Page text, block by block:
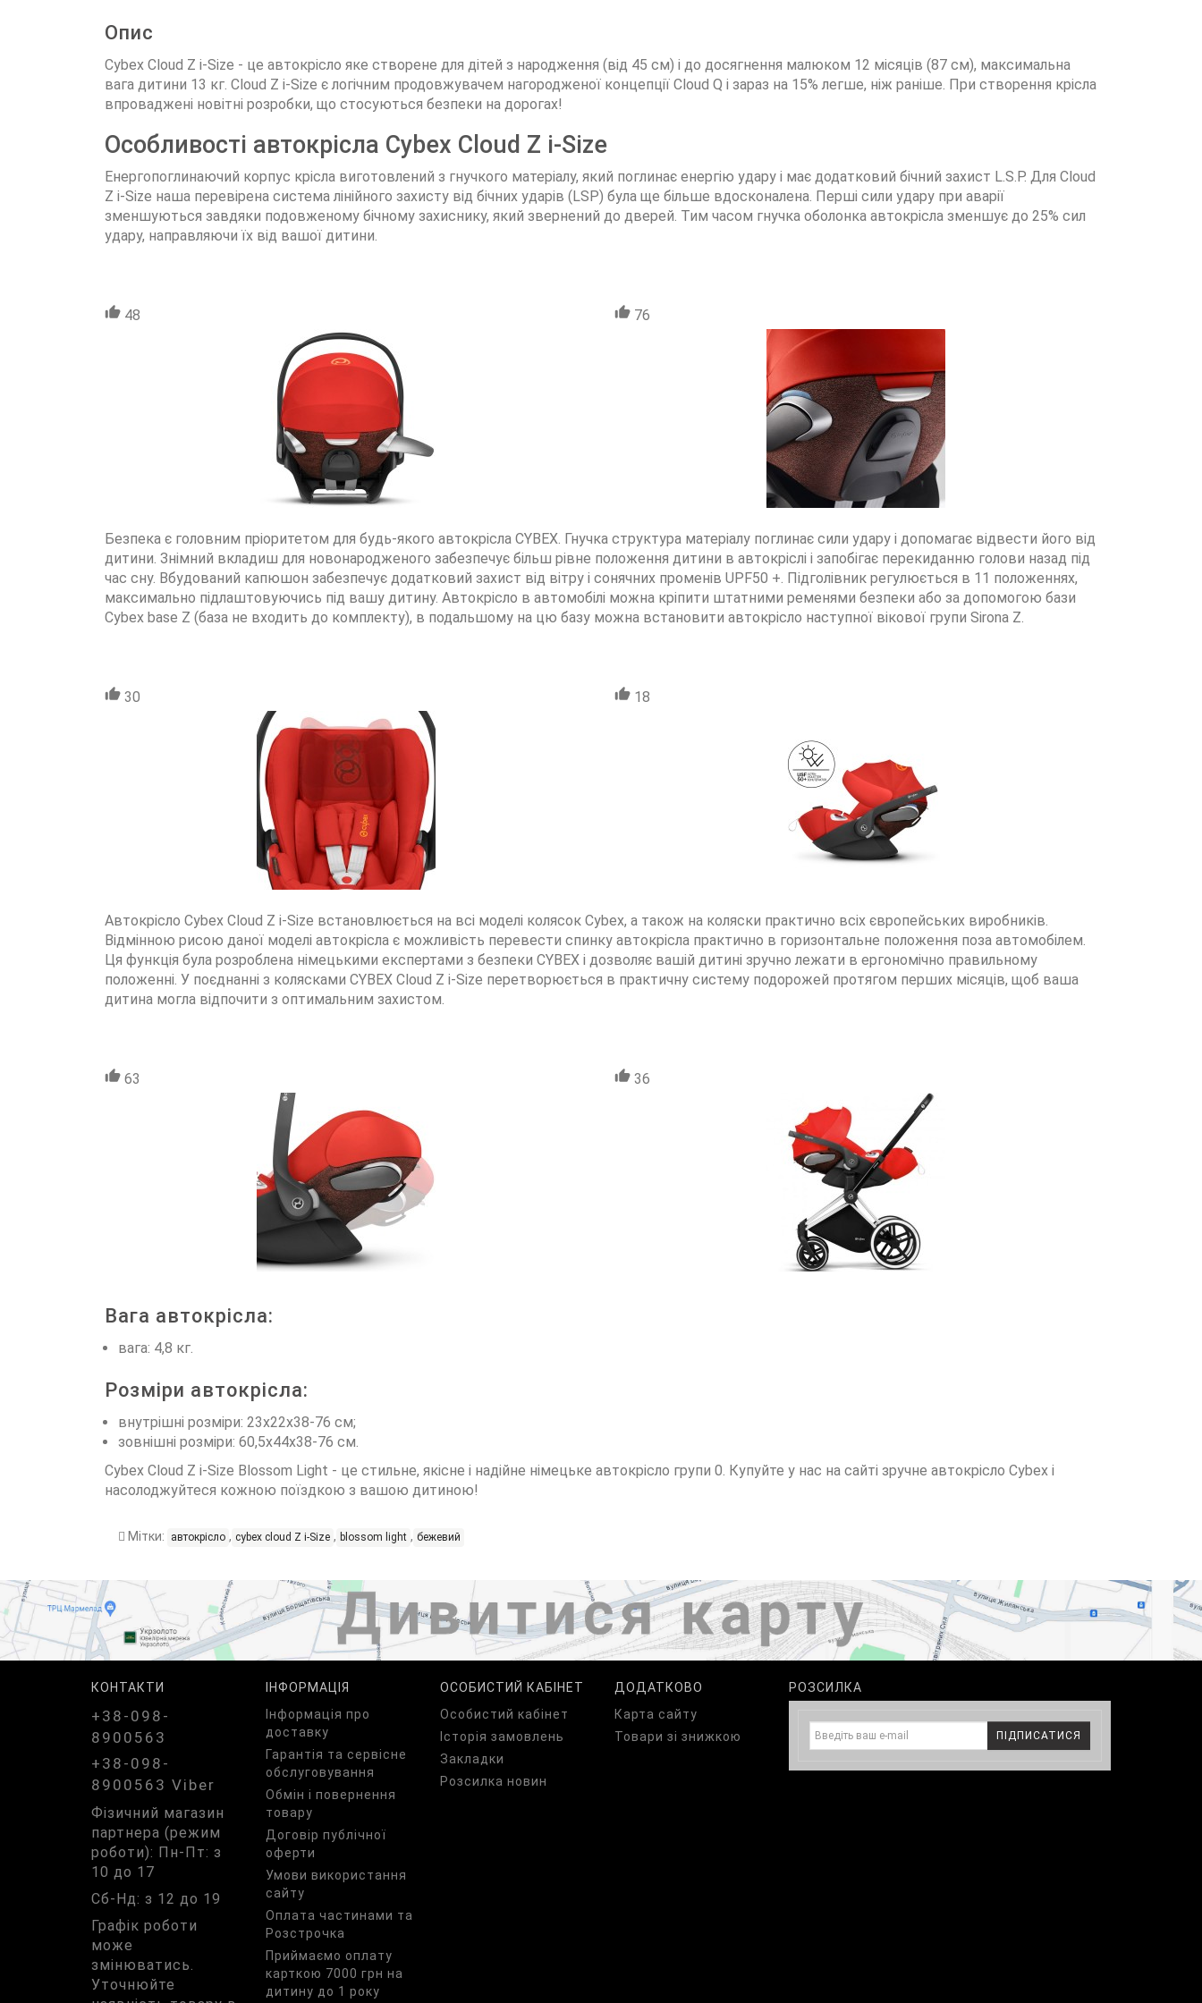
Опис
Cybex Cloud Z i-Size - це автокрісло яке створене для дітей з народження (від 45 см) і до досягнення малюком 12 місяців (87 см), максимальна
вага дитини 13 кг. Cloud Z i-Size є логічним продовжувачем нагородженої концепції Cloud Q і зараз на 15% легше, ніж раніше. При створення крісла
впроваджені новітні розробки, що стосуються безпеки на дорогах!
Особливості автокрісла Cybex Cloud Z i-Size
Енергопоглинаючий корпус крісла виготовлений з гнучкого матеріалу, який поглинає енергію удару і має додатковий бічний захист L.S.P. Для Cloud
Z i-Size наша перевірена система лінійного захисту від бічних ударів (LSP) була ще більше вдосконалена. Перші сили удару при аварії
зменшуються завдяки подовженому бічному захиснику, який звернений до дверей. Тим часом гнучка оболонка автокрісла зменшує до 25% сил
удару, направляючи їх від вашої дитини.
48 76
Безпека є головним пріоритетом для будь-якого автокрісла CYBEX. Гнучка структура матеріалу поглинає сили удару і допомагає відвести його від
дитини. Знімний вкладиш для новонародженого забезпечує більш рівне положення дитини в автокріслі і запобігає перекиданню голови назад під
час сну. Вбудований капюшон забезпечує додатковий захист від вітру і сонячних променів UPF50 +. Підголівник регулюється в 11 положеннях,
максимально підлаштовуючись під вашу дитину. Автокрісло в автомобілі можна кріпити штатними ременями безпеки або за допомогою бази
Cybex base Z (база не входить до комплекту), в подальшому на цю базу можна встановити автокрісло наступної вікової групи Sirona Z.
30 18
Автокрісло Cybex Cloud Z i-Size встановлюється на всі моделі колясок Cybex, а також на коляски практично всіх європейських виробників.
Відмінною рисою даної моделі автокрісла є можливість перевести спинку автокрісла практично в горизонтальне положення поза автомобілем.
Ця функція була розроблена німецькими експертами з безпеки CYBEX і дозволяє вашій дитині зручно лежати в ергономічно правильному
положенні. У поєднанні з колясками CYBEX Cloud Z i-Size перетворюється в практичну систему подорожей протягом перших місяців, щоб ваша
дитина могла відпочити з оптимальним захистом.
63 36
Вага автокрісла:
вага: 4,8 кг.
Розміри автокрісла:
внутрішні розміри: 23х22х38-76 см;
зовнішні розміри: 60,5х44х38-76 см.
Cybex Cloud Z i-Size Blossom Light - це стильне, якісне і надійне німецьке автокрісло групи 0. Купуйте у нас на сайті зручне автокрісло Cybex і
насолоджуйтеся кожною поїздкою з вашою дитиною!
Мітки: автокрісло , cybex cloud Z i-Size , blossom light , бежевий
КОНТАКТИ
+38-098-
8900563
+38-098-
8900563 Viber
Фізичний магазин
партнера (режим
роботи): Пн-Пт: з
10 до 17
Сб-Нд: з 12 до 19
Графік роботи
може
змінюватись.
Уточнюйте
ІНФОРМАЦІЯ
Iнформація про
доставку
Гарантія та сервісне
обслуговування
Обмін і повернення
товару
Договір публічної
оферти
Умови використання
сайту
Оплата частинами та
Розстрочка
Приймаємо оплату
карткою 7000 грн на
дитину до 1 року
ОСОБИСТИЙ КАБІНЕТ
Особистий кабінет
Історія замовлень
Закладки
Розсилка новин
ДОДАТКОВО
Карта сайту
Товари зі знижкою
РОЗСИЛКА
ПІДПИСАТИСЯ